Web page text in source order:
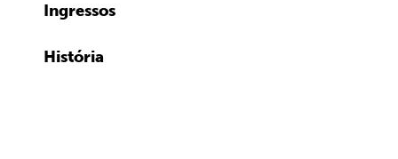
Ingressos
História